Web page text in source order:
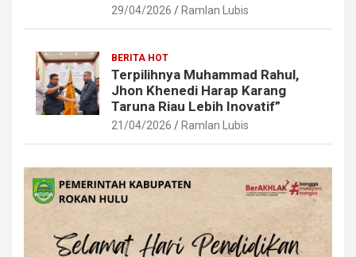
29/04/2026 Ramlan Lubis
BERITA HOT
Terpilihnya Muhammad Rahul,
Jhon Khenedi Harap Karang
Taruna Riau Lebih Inovatif”
21/04/2026 Ramlan Lubis